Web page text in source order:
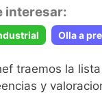
interesar:
Olla a
traemos la
y